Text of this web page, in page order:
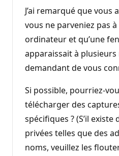
J’ai remarqué que vous
vous ne parveniez pas
ordinateur et qu’une
apparaissait à
demandant de vous
Si possible, pourriez-
télécharger des
spécifiques ? (S’il
privées telles que des
noms, veuillez les